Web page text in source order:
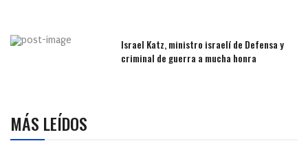
Israel Katz, ministro israelí de Defensa y
criminal de guerra a mucha honra
MÁS LEÍDOS